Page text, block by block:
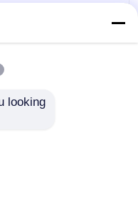
Processeur
looking